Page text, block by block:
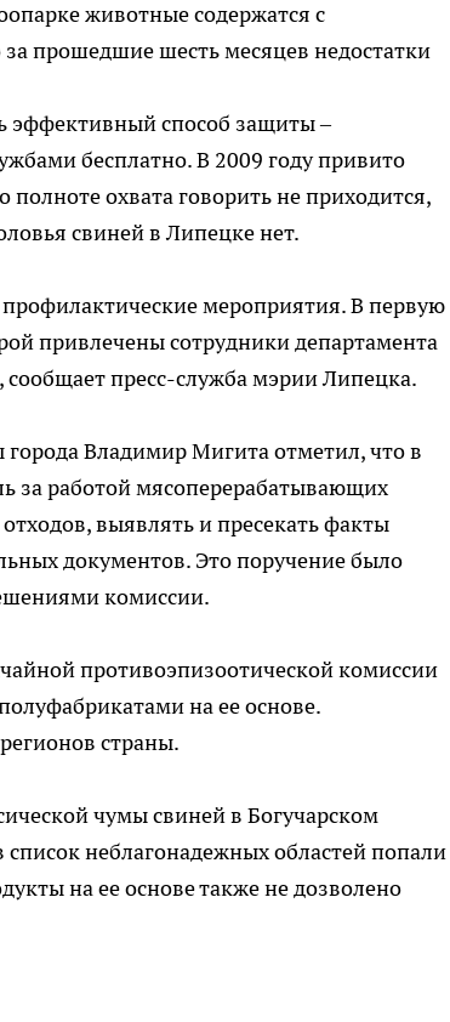
животные содержатся с
прошедшие шесть месяцев недостатки
эффективный способ защиты –
бесплатно. В 2009 году привито
охвата говорить не приходится,
свиней в Липецке нет.
мероприятия. В первую
привлечены сотрудники департамента
сообщает пресс-служба мэрии Липецка.
города Владимир Мигита отметил, что в
за работой мясоперерабатывающих
выявлять и пресекать факты
документов. Это поручение было
комиссии.
противоэпизоотической комиссии
на ее основе.
страны.
чумы свиней в Богучарском
неблагонадежных областей попали
на ее основе также не дозволено